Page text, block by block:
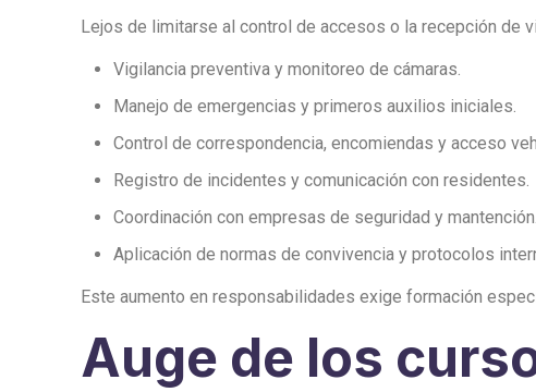
Lejos de limitarse al control de accesos o la recepción de
Vigilancia preventiva y monitoreo de cámaras.
Manejo de emergencias y primeros auxilios iniciales.
Control de correspondencia, encomiendas y acceso
Registro de incidentes y comunicación con residentes.
Coordinación con empresas de seguridad y mantención.
Aplicación de normas de convivencia y protocolos
Este aumento en responsabilidades exige formación
Auge de los